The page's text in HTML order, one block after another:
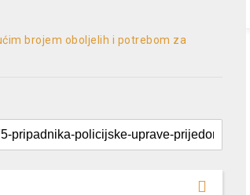
brojem oboljelih i potrebom za